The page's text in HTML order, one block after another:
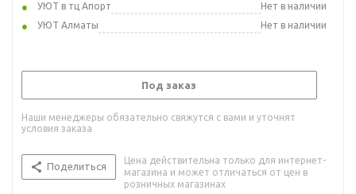
УЮТ в тц Апорт
Нет в наличии
УЮТ Алматы
Нет в наличии
Под заказ
Наши менеджеры обязательно свяжутся с вами и уточнят
условия заказа
Поделиться
Цена действительна только для интернет-
магазина и может отличаться от цен в
розничных магазинах